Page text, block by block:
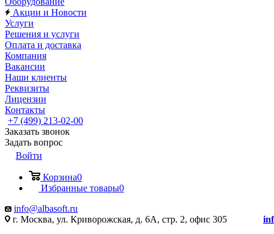
Акции и Новости
Услуги
Решения и услуги
Оплата и доставка
Компания
Вакансии
Наши клиенты
Реквизиты
Лицензии
Контакты
+7 (499) 213-02-00
Заказать звонок
Задать вопрос
Войти
Корзина0
Избранные товары0
info@albasoft.ru
г. Москва, ул. Криворожская, д. 6А, стр. 2, офис 305